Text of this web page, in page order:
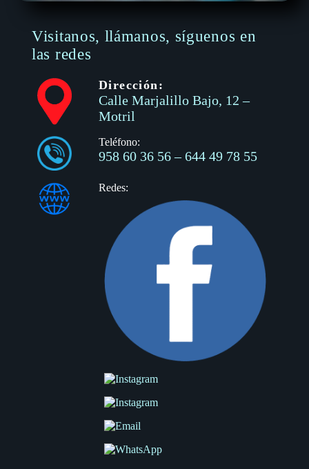
Visitanos, llámanos, síguenos en
las redes
Dirección:
Calle Marjalillo Bajo, 12 –
Motril
Teléfono:
958 60 36 56–644 49 78 55
Redes: